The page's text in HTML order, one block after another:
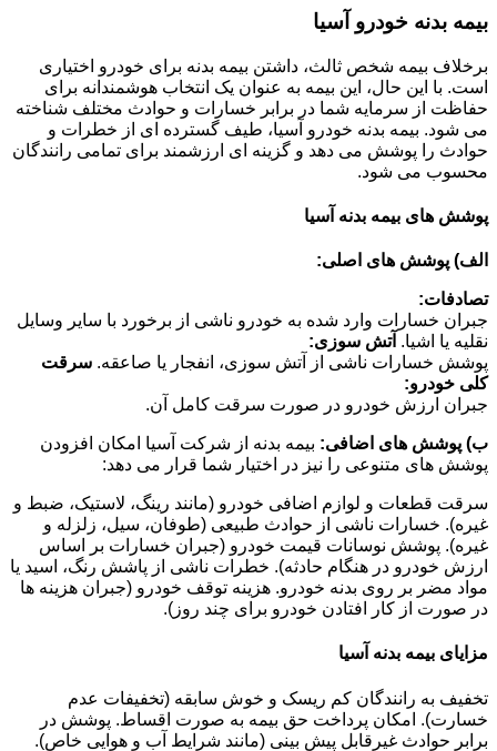
بیمه بدنه خودرو آسیا
برخلاف بیمه شخص ثالث، داشتن بیمه بدنه برای خودرو اختیاری
است. با این حال، این بیمه به عنوان یک انتخاب هوشمندانه برای
حفاظت از سرمایه شما در برابر خسارات و حوادث مختلف شناخته
می شود. بیمه بدنه خودرو آسیا، طیف گسترده ای از خطرات و
حوادث را پوشش می دهد و گزینه ای ارزشمند برای تمامی رانندگان
محسوب می شود.
پوشش های بیمه بدنه آسیا
الف) پوشش های اصلی:
تصادفات:
جبران خسارات وارد شده به خودرو ناشی از برخورد با سایر وسایل
نقلیه یا اشیا. آتش سوزی:
پوشش خسارات ناشی از آتش سوزی، انفجار یا صاعقه. سرقت
کلی خودرو:
جبران ارزش خودرو در صورت سرقت کامل آن.
ب) پوشش های اضافی: بیمه بدنه از شرکت آسیا امکان افزودن
پوشش های متنوعی را نیز در اختیار شما قرار می دهد:
سرقت قطعات و لوازم اضافی خودرو (مانند رینگ، لاستیک، ضبط و
غیره). خسارات ناشی از حوادث طبیعی (طوفان، سیل، زلزله و
غیره). پوشش نوسانات قیمت خودرو (جبران خسارات بر اساس
ارزش خودرو در هنگام حادثه). خطرات ناشی از پاشش رنگ، اسید یا
مواد مضر بر روی بدنه خودرو. هزینه توقف خودرو (جبران هزینه ها
در صورت از کار افتادن خودرو برای چند روز).
مزایای بیمه بدنه آسیا
تخفیف به رانندگان کم ریسک و خوش سابقه (تخفیفات عدم
خسارت). امکان پرداخت حق بیمه به صورت اقساط. پوشش در
برابر حوادث غیرقابل پیش بینی (مانند شرایط آب و هوایی خاص).